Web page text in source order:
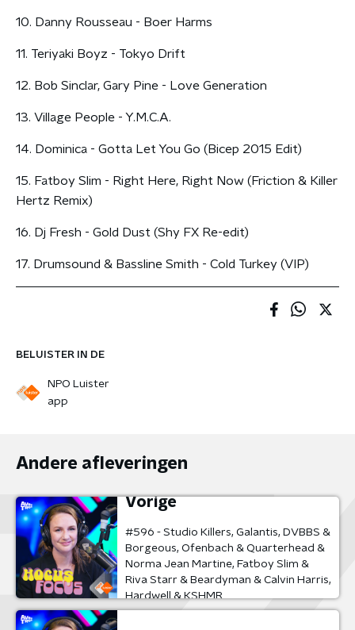
BELUISTER IN DE
NPO Luister
app
10. Danny Rousseau - Boer Harms
11. Teriyaki Boyz - Tokyo Drift
12. Bob Sinclar, Gary Pine - Love Generation
13. Village People - Y.M.C.A.
14. Dominica - Gotta Let You Go (Bicep 2015 Edit)
15. Fatboy Slim - Right Here, Right Now (Friction & Killer
Hertz Remix)
16. Dj Fresh - Gold Dust (Shy FX Re-edit)
17. Drumsound & Bassline Smith - Cold Turkey (VIP)
Andere afleveringen
Vorige
#596 - Studio Killers, Galantis, DVBBS &
Borgeous, Ofenbach & Quarterhead &
Norma Jean Martine, Fatboy Slim &
Riva Starr & Beardyman & Calvin Harris,
Hardwell & KSHMR